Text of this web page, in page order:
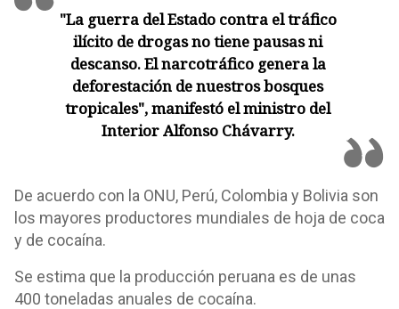
"La guerra del Estado contra el tráfico
ilícito de drogas no tiene pausas ni
descanso. El narcotráfico genera la
deforestación de nuestros bosques
tropicales", manifestó el ministro del
Interior Alfonso Chávarry.
De acuerdo con la ONU, Perú, Colombia y Bolivia son
los mayores productores mundiales de hoja de coca
y de cocaína.
Se estima que la producción peruana es de unas
400 toneladas anuales de cocaína.